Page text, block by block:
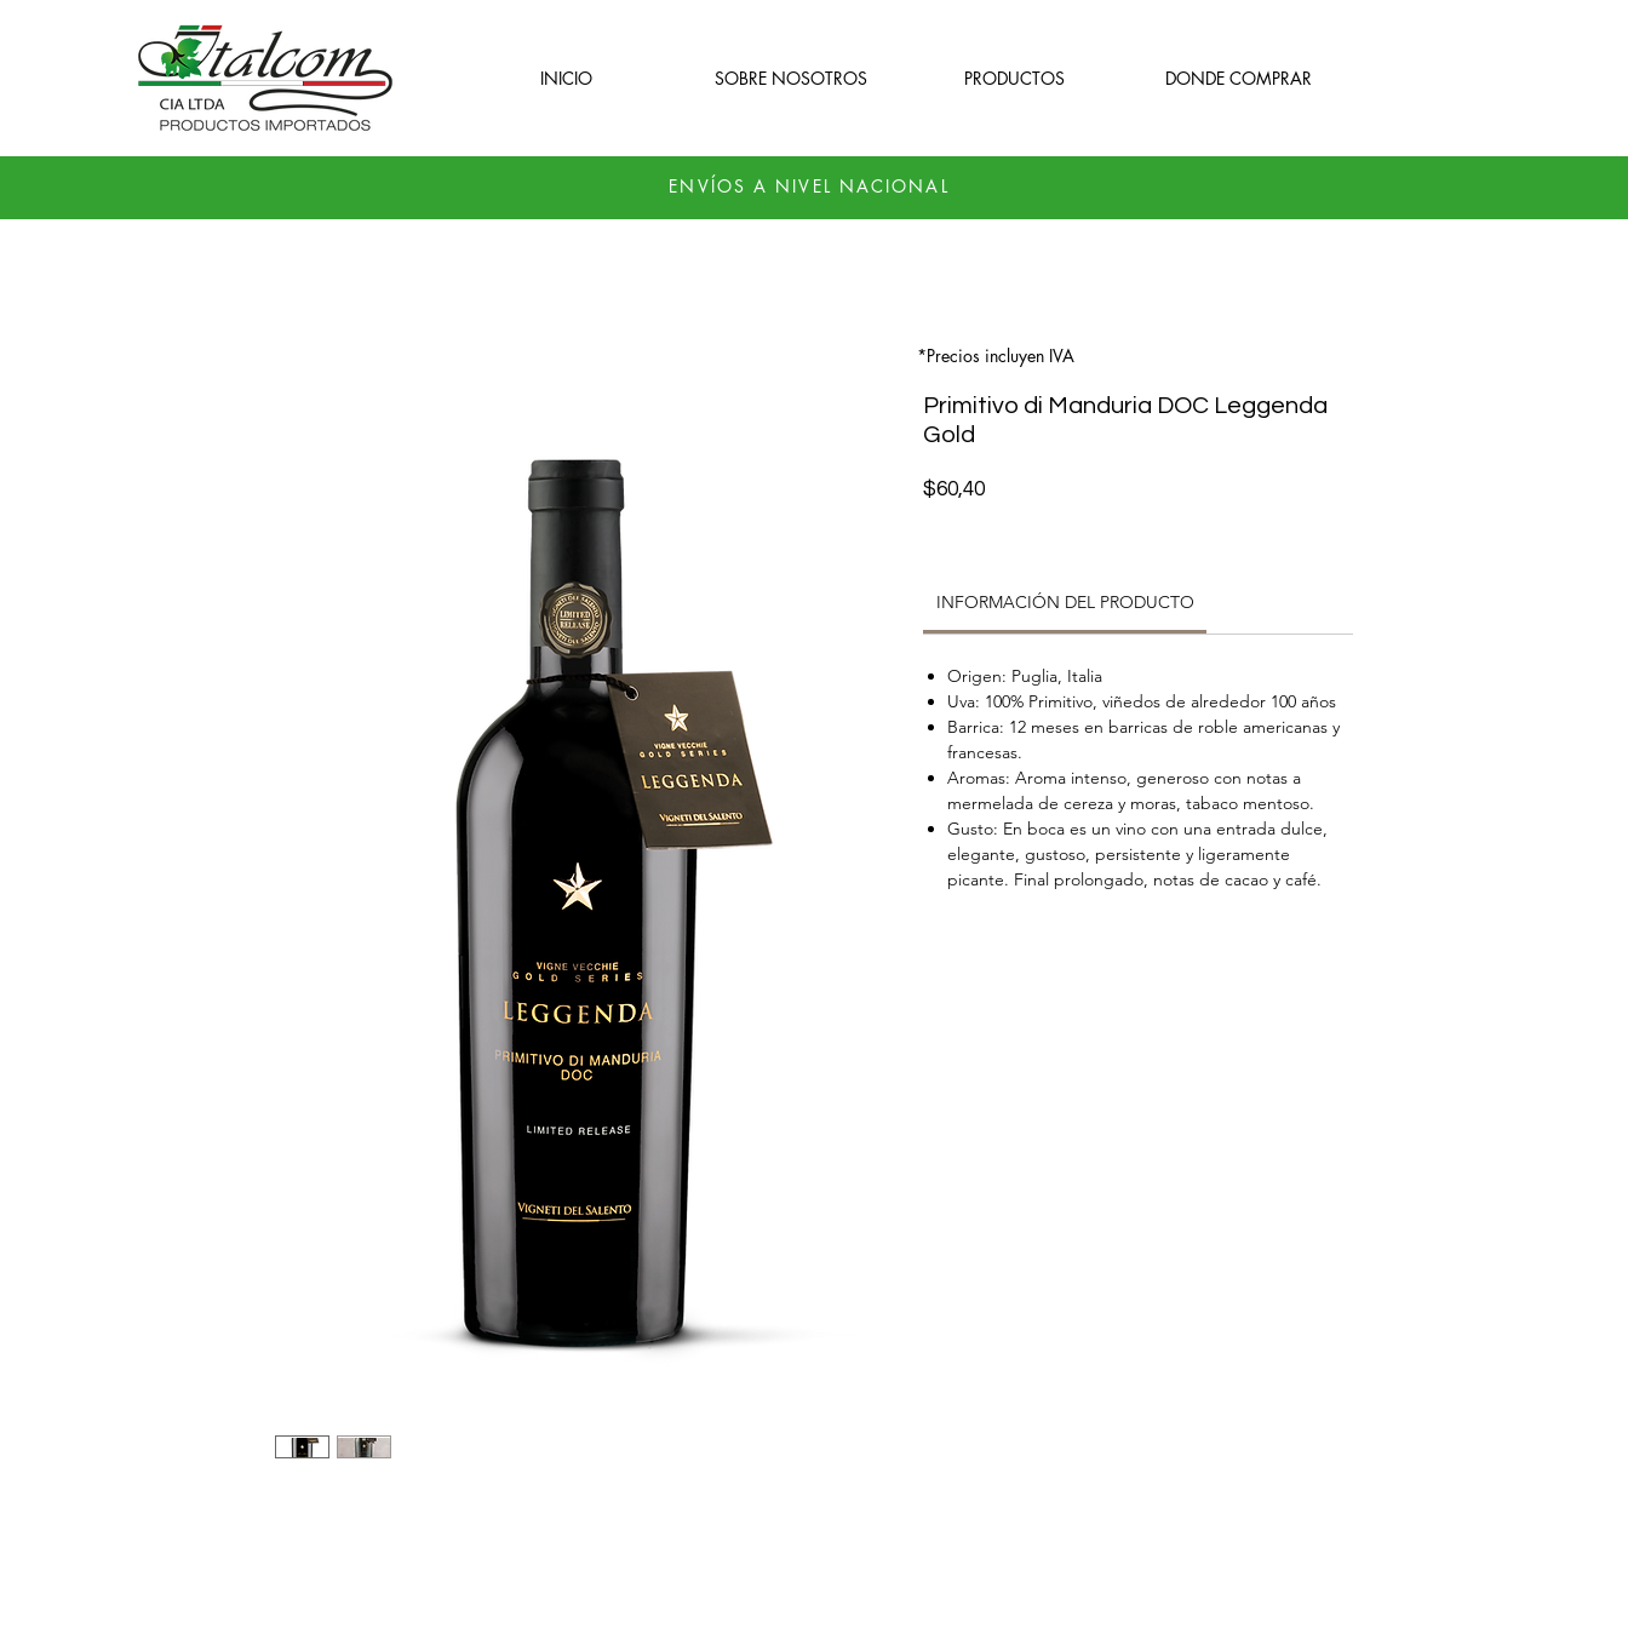
INICIO SOBRE NOSOTROS PRODUCTOS DONDE COMPRAR
ENVÍOS A NIVEL NACIONAL
Primitivo di Manduria DOC Leggenda
Gold
$60,40Precio
INFORMACIÓN DEL PRODUCTO
Origen: Puglia, Italia
Uva: 100% Primitivo, viñedos de alrededor 100 años
Barrica: 12 meses en barricas de roble americanas y
francesas.
Aromas: Aroma intenso, generoso con notas a
mermelada de cereza y moras, tabaco mentoso.
Gusto: En boca es un vino con una entrada dulce,
elegante, gustoso, persistente y ligeramente
picante. Final prolongado, notas de cacao y café.
*Precios incluyen IVA